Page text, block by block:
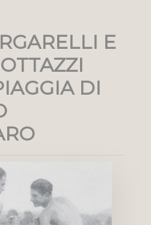
E
DI